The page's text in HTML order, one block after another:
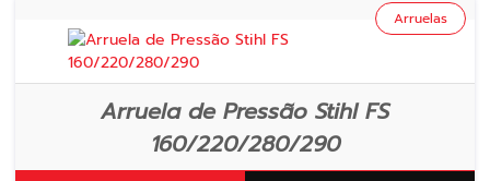
Arruela de Pressão Stihl FS
160/220/280/290
Arruelas